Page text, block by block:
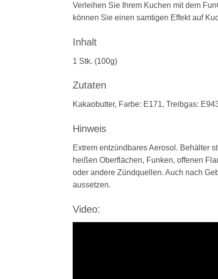
Verleihen Sie Ihrem Kuchen mit dem
können Sie einen samtigen Effekt auf
Inhalt
1 Stk. (100g)
Zutaten
Kakaobutter, Farbe: E171, Treibgas:
Hinweis
Extrem entzündbares Aerosol. Behälter
heißen Oberflächen, Funken, offenen
oder andere Zündquellen. Auch nach
aussetzen.
Video: